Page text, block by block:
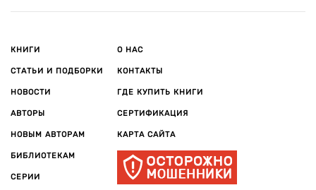
КНИГИ
СТАТЬИ И ПОДБОРКИ
НОВОСТИ
АВТОРЫ
НОВЫМ АВТОРАМ
БИБЛИОТЕКАМ
СЕРИИ
О НАС
КОНТАКТЫ
ГДЕ КУПИТЬ КНИГИ
СЕРТИФИКАЦИЯ
КАРТА САЙТА